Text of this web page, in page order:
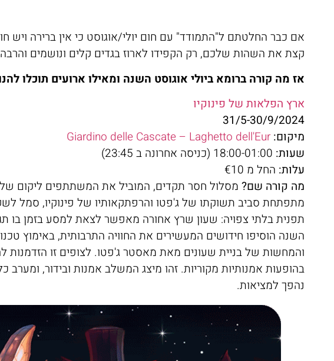
אם כבר החלטתם ל"התמודד" עם חום יולי/אוגוסט כי אין ברירה ויש
קצת את השהות שלכם, רק הקפידו לארוז בגדים קלים ונושמים
אז מה קורה ברומא ביולי אוגוסט השנה ומאילו ארועים תוכלו
ארץ הפלאות של פינוקיו
31/5-30/9/2024
מיקום:Giardino delle Cascate – Laghetto dell'Eur
שעות: 18:00-01:00 (כניסה אחרונה ב 23:45)
עלות: החל מ €10
מה קורה שם?מסלול חסר תקדים, המוביל את המשתתפים ליקום של
מתפתחת סביב תשוקתו של ג'פטו והרפתקאותיו של פינוקיו, סמל
תפנית בלתי צפויה: שעון שרץ אחורה מאפשר לצאת למסע בזמן בו
השנה הוסיפו חידושים המעשירים את החוויה התרבותית, באימוץ
והמחשות של בניית שעונים מאת מאסטר ג'פטו. לצופים זו הזדמנות
בהופעות אמנותיות מקוריות. זהו מיצג המשלב אמנות ובידור, ומערב
נהפך למציאות.